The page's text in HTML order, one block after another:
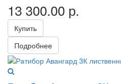
13 300.00 р.
Купить
Подробнее